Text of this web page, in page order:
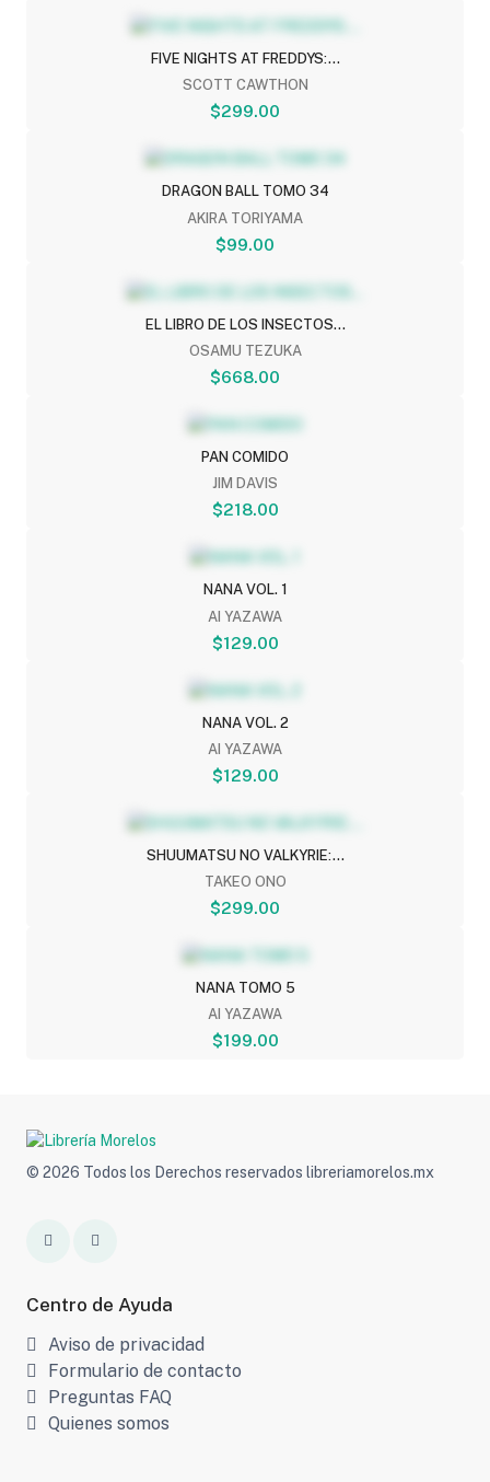
FIVE NIGHTS AT FREDDYS:...
SCOTT CAWTHON
$299.00
DRAGON BALL TOMO 34
AKIRA TORIYAMA
$99.00
EL LIBRO DE LOS INSECTOS...
OSAMU TEZUKA
$668.00
PAN COMIDO
JIM DAVIS
$218.00
NANA VOL. 1
AI YAZAWA
$129.00
NANA VOL. 2
AI YAZAWA
$129.00
SHUUMATSU NO VALKYRIE:...
TAKEO ONO
$299.00
NANA TOMO 5
AI YAZAWA
$199.00
© 2026 Todos los Derechos reservados libreriamorelos.mx
Centro de Ayuda
Aviso de privacidad
Formulario de contacto
Preguntas FAQ
Quienes somos